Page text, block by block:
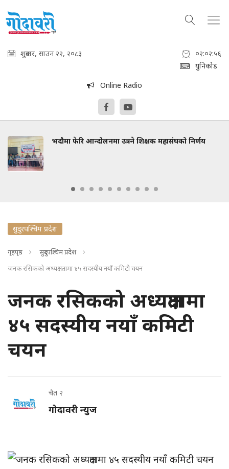
शुक्रबार, साउन २२, २०८३
०२:०२:५७
युनिकोड
Online Radio
भदौमा फेरि आन्दोलनमा उत्रने शिक्षक महासंघको निर्णय
सुदुरपश्चिम प्रदेश
गृहपृष्ठ
सुदुरपश्चिम प्रदेश
जनक रसिकको अध्यक्षतामा ४५ सदस्यीय नयाँ कमिटी चयन
जनक रसिकको अध्यक्षतामा
४५ सदस्यीय नयाँ कमिटी
चयन
चैत २
गोदावरी न्युज